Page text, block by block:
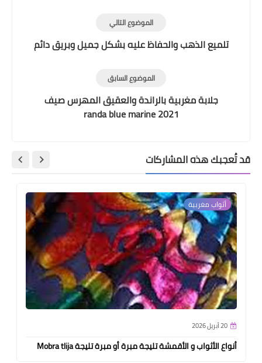
الموضوع التالي
تلميع الذهب والحفاظ عليه بشكل جميل وبريق دائم
الموضوع السابق
جلابة مغربية بالراندة والعقيق المهرس صيف
2021 randa blue marine
قد تُعجبك هذه المشاركات
أثواب مغربية
20 أبريل 2026
أنواع الأثواب و الأقمشة تليجة مبرة أو مبرة تليجة Mobra tlija